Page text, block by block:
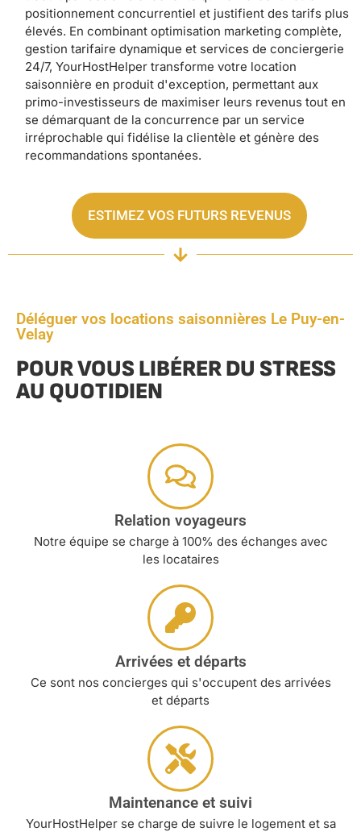
positionnement concurrentiel et justifient des tarifs plus
élevés. En combinant optimisation marketing complète,
gestion tarifaire dynamique et services de conciergerie
24/7, YourHostHelper transforme votre location
saisonnière en produit d'exception, permettant aux
primo-investisseurs de maximiser leurs revenus tout en
se démarquant de la concurrence par un service
irréprochable qui fidélise la clientèle et génère des
recommandations spontanées.
ESTIMEZ VOS FUTURS REVENUS
Déléguer vos locations saisonnières Le Puy-en-
Velay
POUR VOUS LIBÉRER DU STRESS
AU QUOTIDIEN
Relation voyageurs
Notre équipe se charge à 100% des échanges avec
les locataires
Arrivées et départs
Ce sont nos concierges qui s'occupent des arrivées
et départs
Maintenance et suivi
YourHostHelper se charge de suivre le logement et sa